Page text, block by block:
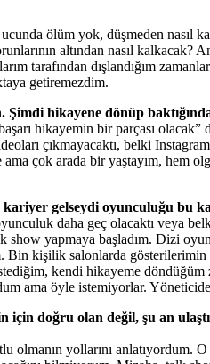
ölüm yok, düşmeden nasıl
altından nasıl kalkacak?
tarafından dışlandığım
getiremezdim.
hikayene dönüp baktığında
hikayemin bir parçası
çıkmayacaktı, belki
çok arada bir yaştayım,
kariyer gelseydi oyunculuğu bu
daha geç olacaktı veya
yapmaya başladım. Dizi
kişilik salonlarda gösterilerimin
kendi hikayeme döndüğüm
ama öyle istemiyorlar.
doğru olan değil, şu an
yollarını anlatıyordum. O